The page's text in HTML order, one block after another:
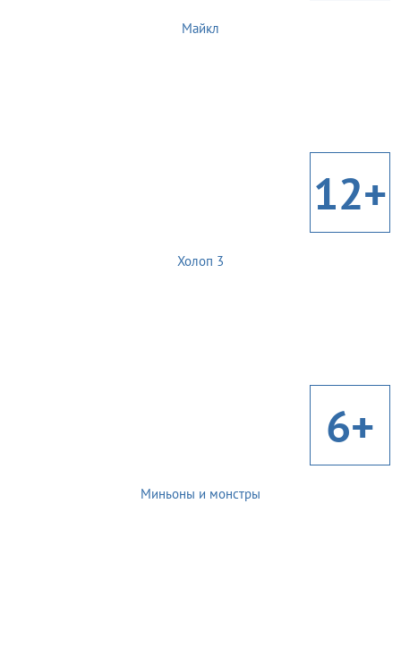
Майкл
12+
Холоп 3
6+
Миньоны и монстры